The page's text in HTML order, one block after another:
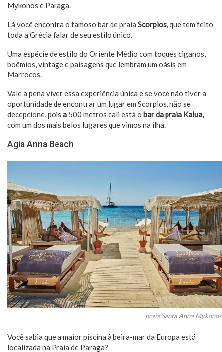
Mykonos é Paraga.
Lá você encontra o famoso bar de praia Scorpios , que tem feito
toda a Grécia falar de seu estilo único.
Uma espécie de estilo do Oriente Médio com toques ciganos,
boêmios, vintage e paisagens que lembram um oásis em
Marrocos.
Vale a pena viver essa experiência única e se você não tiver a
oportunidade de encontrar um lugar em Scorpios, não se
decepcione, pois a 500 metros dali está o bar da praia Kalua,
com um dos mais belos lugares que vimos na ilha.
Agia Anna Beach
praia Santa Anna Mykonos
Você sabia que a maior piscina à beira-mar da Europa está
localizada na Praia de Paraga?